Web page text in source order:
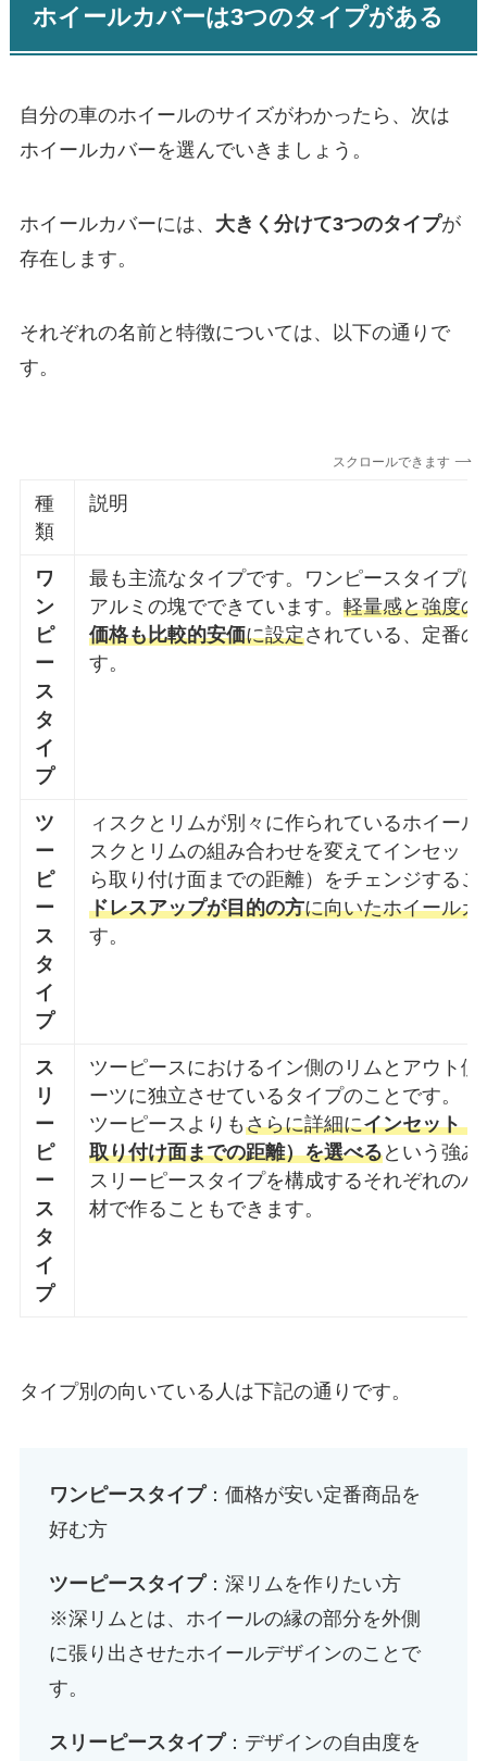
ホイールカバーは3つのタイプがある
自分の車のホイールのサイズがわかったら、次は
ホイールカバーを選んでいきましょう。
ホイールカバーには、 大きく分けて3つのタイプが
存在します。
それぞれの名前と特徴については、以下の通りで
す。
スクロールできます
種
類
説明
ワ
ン
ピ
ー
ス
タ
イ
プ
最も主流なタイプです。ワンピースタイプ
アルミの塊でできています。軽量感と強度
価格も比較的安価に設定されている、定番
す。
ツ
ー
ピ
ー
ス
タ
イ
プ
ィスクとリムが別々に作られているホイー
スクとリムの組み合わせを変えてインセッ
ら取り付け面までの距離）をチェンジする
ドレスアップが目的の方に向いたホイールカ
す。
ス
リ
ー
ピ
ー
ス
タ
イ
プ
ツーピースにおけるイン側のリムとアウト
ーツに独立させているタイプのことです。
ツーピースよりもさらに詳細にインセット
取り付け面までの距離）を選べるという強
スリーピースタイプを構成するそれぞれの
材で作ることもできます。
タイプ別の向いている人は下記の通りです。
ワンピースタイプ：価格が安い定番商品を
好む方
ツーピースタイプ：深リムを作りたい方
※深リムとは、ホイールの縁の部分を外側
に張り出させたホイールデザインのことで
す。
スリーピースタイプ：デザインの自由度を